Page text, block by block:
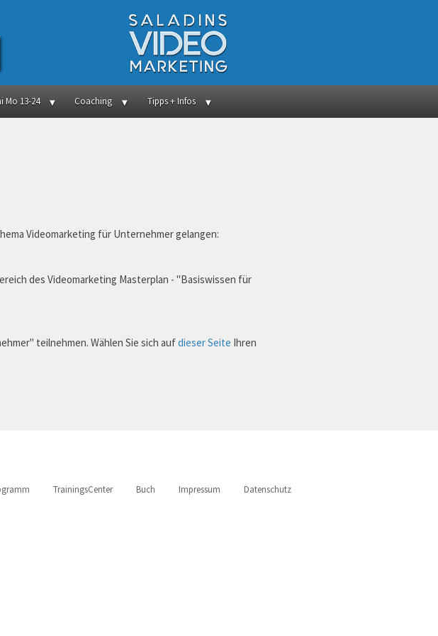
Mo 13-24 Coaching Tipps + Infos
Videomarketing für Unternehmer gelangen:
des Videomarketing Masterplan - "Basiswissen für
teilnehmen. Wählen Sie sich aufdieser Seite Ihren
TrainingsCenter Buch Impressum Datenschutz